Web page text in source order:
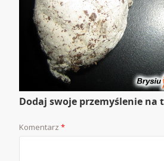
Dodaj swoje przemyślenie na
Komentarz*